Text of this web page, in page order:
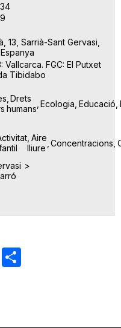
13, Sarrià-Sant Gervasi,
Vallcarca. FGC: El Putxet
Tibidabo
Drets
humans Ecologia Educació
Aire
lliure Concentracions
Email